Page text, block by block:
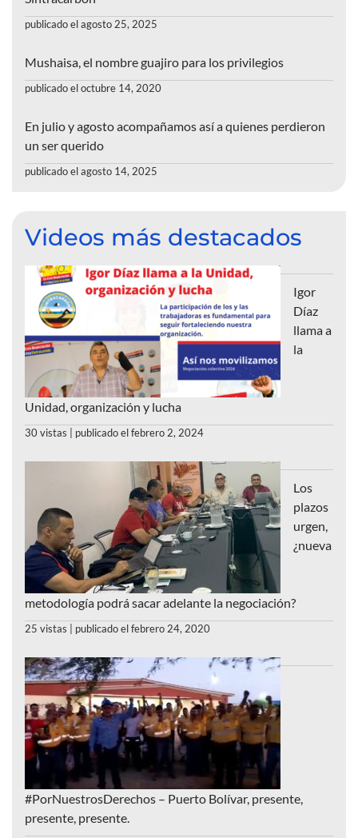
publicado el agosto 25, 2025
Mushaisa, el nombre guajiro para los privilegios
publicado el octubre 14, 2020
En julio y agosto acompañamos así a quienes perdieron
un ser querido
publicado el agosto 14, 2025
Videos más destacados
Igor
Díaz
llama a
la
Unidad, organización y lucha
30 vistas publicado el febrero 2, 2024
Los
plazos
urgen,
¿nueva
metodología podrá sacar adelante la negociación?
25 vistas publicado el febrero 24, 2020
#PorNuestrosDerechos – Puerto Bolívar, presente,
presente, presente.